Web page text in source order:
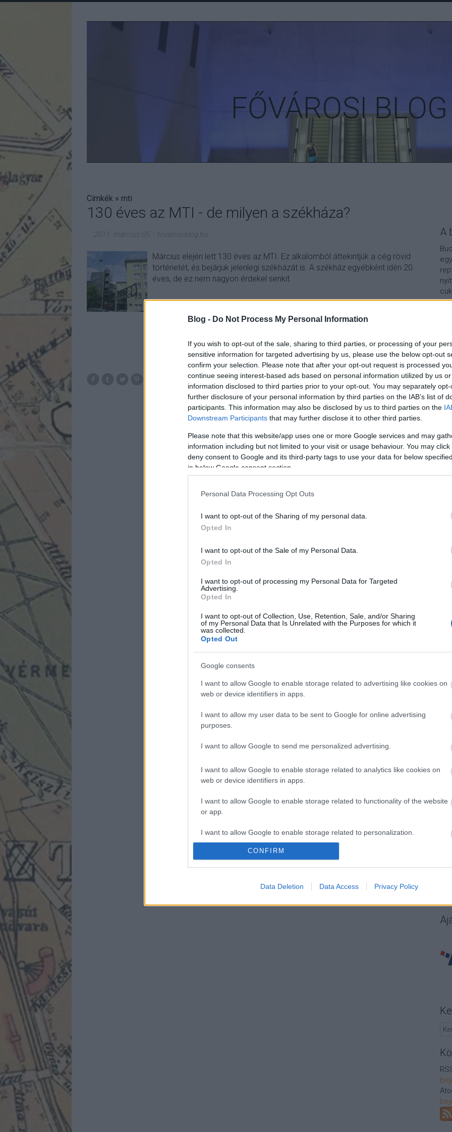
Blog - Do Not Process My Personal Information
If you wish to opt-out of the sale, sharing to third parties, or processing of your
sensitive information for targeted advertising by us, please use the below opt-out
confirm your selection. Please note that after your opt-out request is processed
continue seeing interest-based ads based on personal information utilized by us
information disclosed to third parties prior to your opt-out. You may separately
further disclosure of your personal information by third parties on the IAB’s list of
participants. This information may also be disclosed by us to third parties on the
Downstream Participants that may further disclose it to other third parties.
Please note that this website/app uses one or more Google services and may
information including but not limited to your visit or usage behaviour. You may
deny consent to Google and its third-party tags to use your data for below
in below Google consent section.
Personal Data Processing Opt Outs
I want to opt-out of the Sharing of my personal data.
Opted In
I want to opt-out of the Sale of my Personal Data.
Opted In
I want to opt-out of processing my Personal Data for Targeted
Advertising.
Opted In
I want to opt-out of Collection, Use, Retention, Sale, and/or Sharing
of my Personal Data that Is Unrelated with the Purposes for which it
was collected.
Opted Out
Google consents
I want to allow Google to enable storage related to advertising like cookies on
web or device identifiers in apps.
I want to allow my user data to be sent to Google for online advertising
purposes.
I want to allow Google to send me personalized advertising.
I want to allow Google to enable storage related to analytics like cookies on
web or device identifiers in apps.
I want to allow Google to enable storage related to functionality of the website
or app.
I want to allow Google to enable storage related to personalization.
authentication functionality and fraud prevention, and other user protection.
CONFIRM
Data Deletion Data Access Privacy Policy
FŐVÁROSI BLOG
Címkék » mti
130 éves az MTI - de milyen a székháza?
2011. március 05. fovarosi.blog.hu
Március elején lett 130 éves az MTI. Ez alkalomból áttekintjük a cég rövid
történetét, és bejárjuk jelenlegi székházát is. A székház egyébként idén 20
éves, de ez nem nagyon érdekel senkit.
TOVÁBB
2komment
1991 hightech naphegy bp01 viragcsaba mtiszekhaz naphegyter
A
A
is
A
A
A
A
A